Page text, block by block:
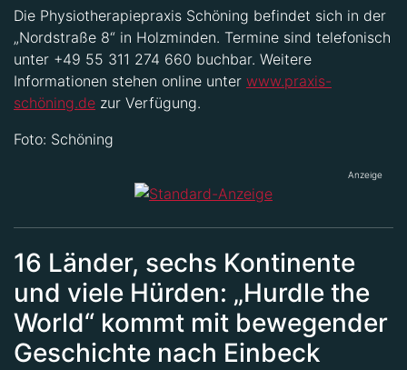
Die Physiotherapiepraxis Schöning befindet sich in der
„Nordstraße 8“ in Holzminden. Termine sind telefonisch
unter +49 55 311 274 660 buchbar. Weitere
Informationen stehen online unter www.praxis-
schöning.de zur Verfügung.
Foto: Schöning
Anzeige
16 Länder, sechs Kontinente
und viele Hürden: „Hurdle the
World“ kommt mit bewegender
Geschichte nach Einbeck